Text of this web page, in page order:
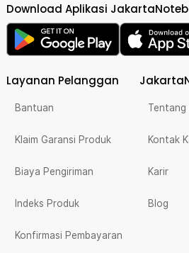
Download Aplikasi
Layanan Pelanggan
Bantuan
Klaim Garansi Produk
Biaya Pengiriman
Indeks Produk
Konfirmasi Pembayaran
Tentang
Kontak
Karir
Blog